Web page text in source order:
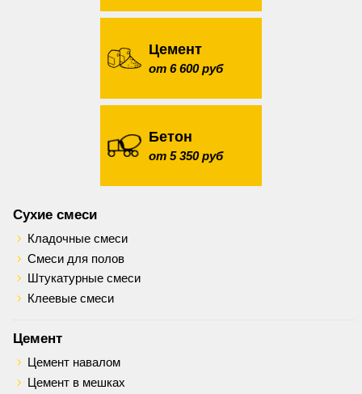
Цемент
от 6 600 руб
Бетон
от 5 350 руб
Сухие смеси
Кладочные смеси
Смеси для полов
Штукатурные смеси
Клеевые смеси
Цемент
Цемент навалом
Цемент в мешках